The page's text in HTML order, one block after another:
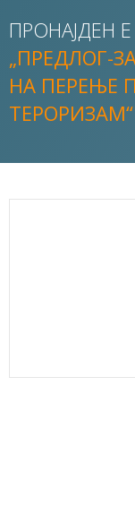
ПРОНАЈДЕН Е
„ПРЕДЛОГ-
НА ПЕРЕЊЕ
ТЕРОРИЗАМ“